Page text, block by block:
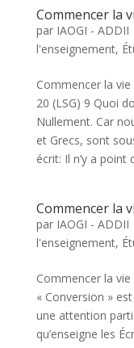
Commencer la
par IAOGI - ADDII
l'enseignement,
Commencer la
20 (LSG) 9 Quoi
Nullement. Car
et Grecs, sont
écrit: Il n’y a point
Commencer la
par IAOGI - ADDII
l'enseignement,
Commencer la
« Conversion »
une attention
qu’enseigne les